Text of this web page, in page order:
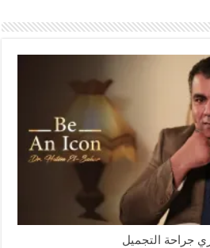
جراحة التجميل